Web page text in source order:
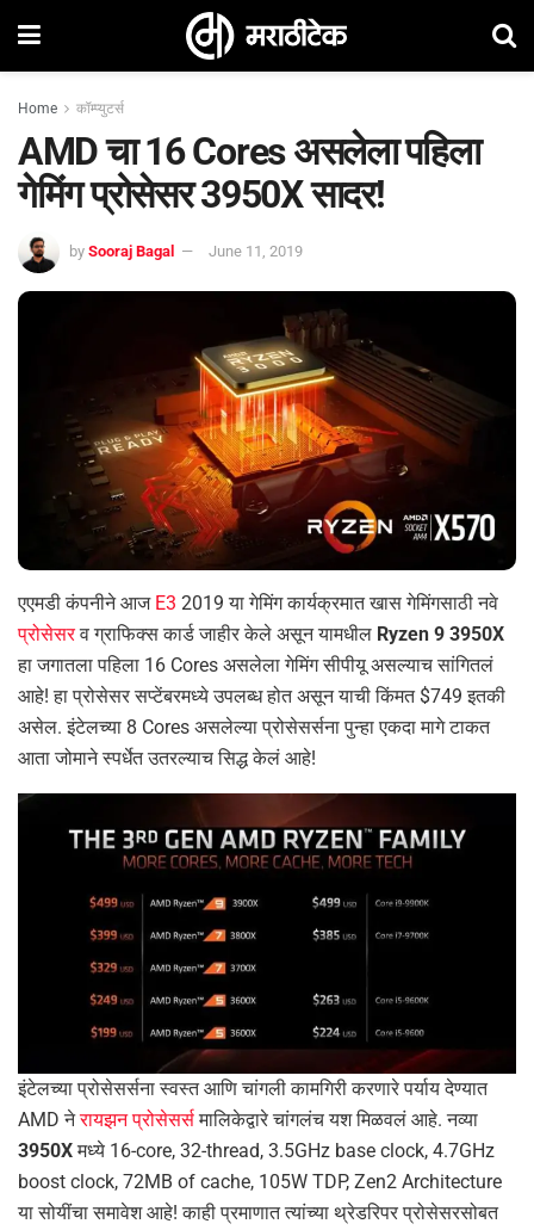
Home कॉम्प्युटर्स
AMD चा 16 Cores असलेला पहिला
गेमिंग प्रोसेसर 3950X सादर!
by Sooraj Bagal June 11, 2019
एएमडी कंपनीने आज E3 2019 या गेमिंग कार्यक्रमात खास गेमिंगसाठी नवे
प्रोसेसरव ग्राफिक्स कार्ड जाहीर केले असून यामधील Ryzen 9 3950X
हा जगातला पहिला 16 Cores असलेला गेमिंग सीपीयू असल्याच सांगितलं
आहे! हा प्रोसेसर सप्टेंबरमध्ये उपलब्ध होत असून याची किंमत $749 इतकी
असेल. इंटेलच्या 8 Cores असलेल्या प्रोसेसर्सना पुन्हा एकदा मागे टाकत
आता जोमाने स्पर्धेत उतरल्याच सिद्ध केलं आहे!
इंटेलच्या प्रोसेसर्सना स्वस्त आणि चांगली कामगिरी करणारे पर्याय देण्यात
AMD नेरायझन प्रोसेसर्समालिकेद्वारे चांगलंच यश मिळवलं आहे. नव्या
3950Xमध्ये 16-core, 32-thread, 3.5GHz base clock, 4.7GHz
boost clock, 72MB of cache, 105W TDP, Zen2 Architecture
या सोयींचा समावेश आहे! काही प्रमाणात त्यांच्या थ्रेडरिपर प्रोसेसरसोबत